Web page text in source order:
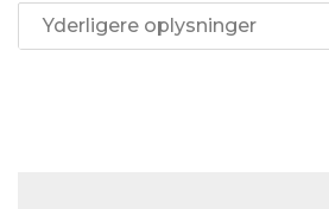
Yderligere oplysninger